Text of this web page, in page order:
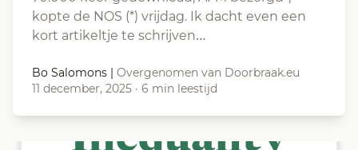
kopte de NOS (*) vrijdag. Ik dacht even een
kort artikeltje te schrijven…
Bo Salomons | Overgenomen van Doorbraak.eu
11 december, 2025 · 6 min leestijd